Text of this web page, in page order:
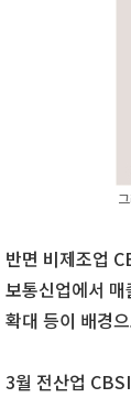
반면 비제조업
보통신업에서
확대 등이 배경
3월 전산업